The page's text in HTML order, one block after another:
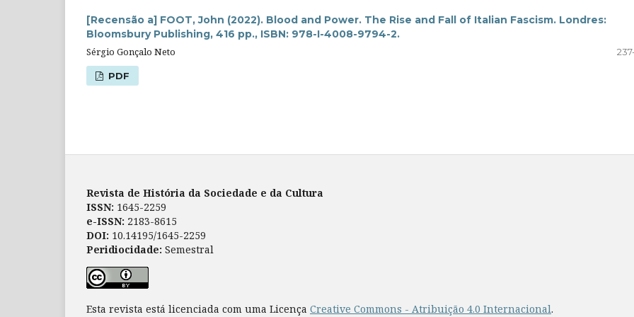
[Recensão a] FOOT, John (2022). Blood and Power. The Rise and Fall of Italian Fascism. Londres:
Bloomsbury Publishing, 416 pp., ISBN: 978-I-4008-9794-2.
Sérgio Gonçalo Neto
PDF
Revista de História da Sociedade e da Cultura
ISSN: 1645-2259
e-ISSN: 2183-8615
DOI: 10.14195/1645-2259
Peridiocidade: Semestral
Esta revista está licenciada com uma Licença Creative Commons - Atribuição 4.0 Internacional.